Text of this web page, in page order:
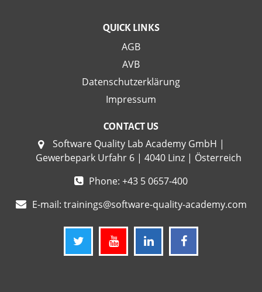
QUICK LINKS
AGB
AVB
Datenschutzerklärung
Impressum
CONTACT US
Software Quality Lab Academy GmbH |
Gewerbepark Urfahr 6 | 4040 Linz | Österreich
Phone: +43 5 0657-400
E-mail: trainings@software-quality-academy.com